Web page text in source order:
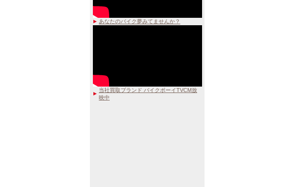
あなたのバイク夢みてませんか？
当社買取ブランド バイクボーイTVCM放
映中